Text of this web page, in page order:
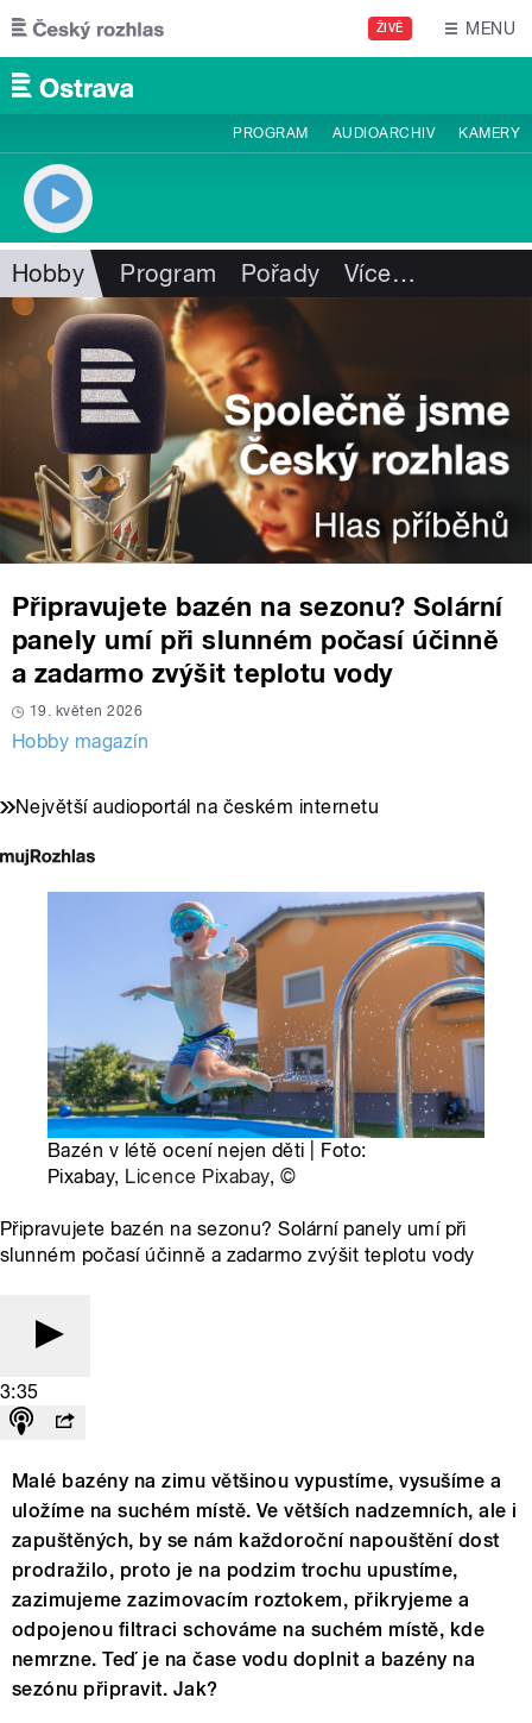
Přejít k hlavnímu obsahu
ŽIVĚ MENU
PROGRAM AUDIOARCHIV KAMERY
Hobby Program Pořady Více…
Připravujete bazén na sezonu? Solární
panely umí při slunném počasí účinně
a zadarmo zvýšit teplotu vody
19. květen 2026
Hobby magazín
Největší audioportál na českém internetu
Bazén v létě ocení nejen děti | Foto:
Pixabay, Licence Pixabay, ©
Připravujete bazén na sezonu? Solární panely umí při
slunném počasí účinně a zadarmo zvýšit teplotu vody
3:35
Malé bazény na zimu většinou vypustíme, vysušíme a
uložíme na suchém místě. Ve větších nadzemních, ale i
zapuštěných, by se nám každoroční napouštění dost
prodražilo, proto je na podzim trochu upustíme,
zazimujeme zazimovacím roztokem, přikryjeme a
odpojenou filtraci schováme na suchém místě, kde
nemrzne. Teď je na čase vodu doplnit a bazény na
sezónu připravit. Jak?